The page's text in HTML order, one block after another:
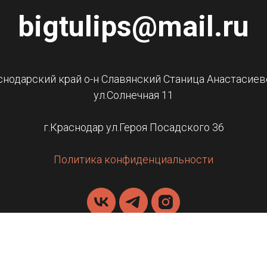
bigtulips@mail.ru
край о-н Славянский Станица
ул.Солнечная 11
г.Краснодар ул.Героя Посадского 36
Политика конфиденциальности